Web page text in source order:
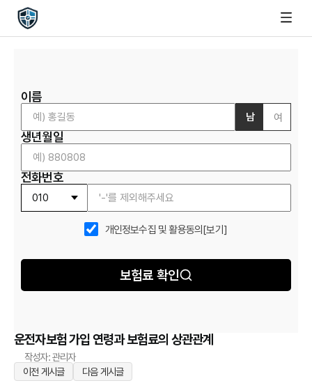
이름
남 여
생년월일
전화번호
개인정보수집 및 활용동의 [보기]
보험료 확인
운전자보험 가입 연령과 보험료의 상관관계
작성자: 관리자
이전 게시글
다음 게시글